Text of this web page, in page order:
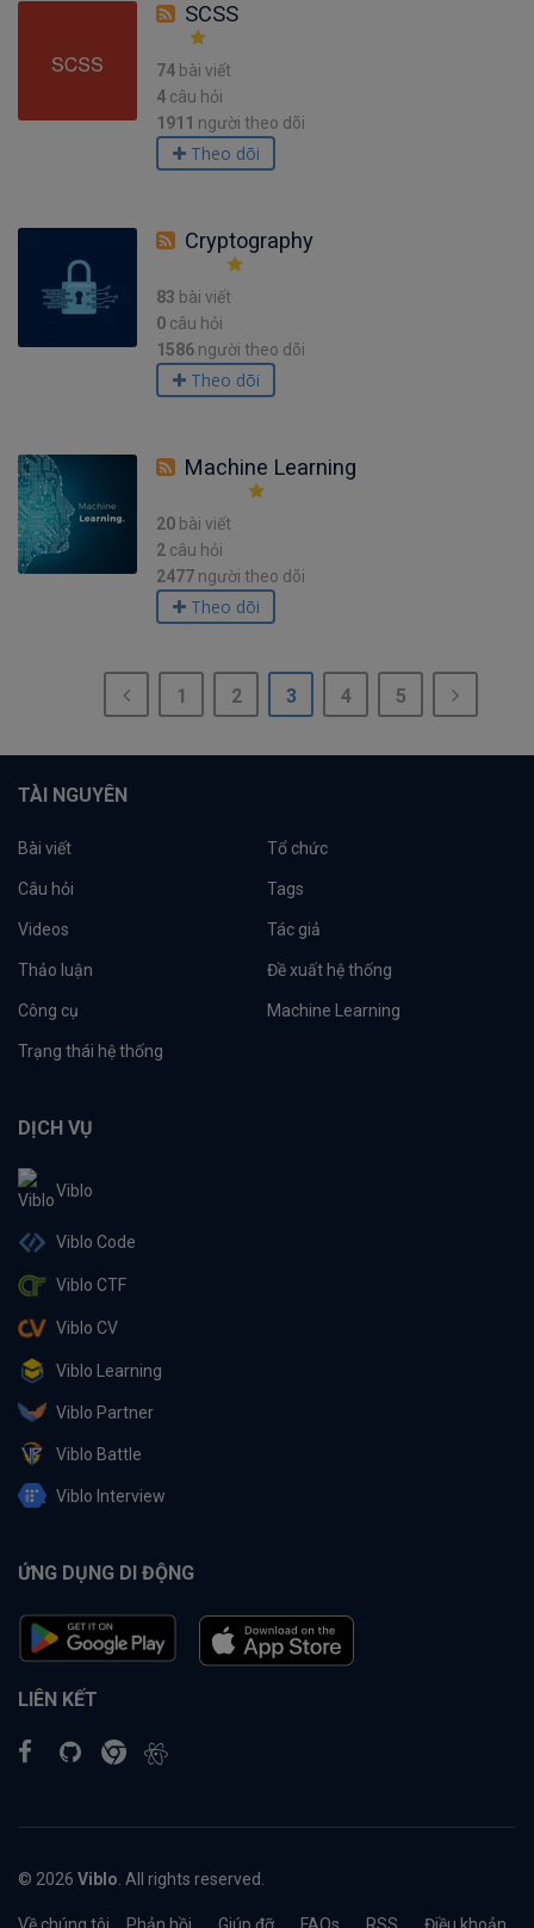
SCSS
74 bài viết
4 câu hỏi
1911 người theo dõi
Theo dõi
Cryptography
83 bài viết
0 câu hỏi
1586 người theo dõi
Theo dõi
Machine Learning
20 bài viết
2 câu hỏi
2477 người theo dõi
Theo dõi
1 2 3 4 5
TÀI NGUYÊN
Bài viết Tổ chức
Câu hỏi Tags
Videos Tác giả
Thảo luận Đề xuất hệ thống
Công cụ Machine Learning
Trạng thái hệ thống
DỊCH VỤ
Viblo
Viblo Code
Viblo CTF
Viblo CV
Viblo Learning
Viblo Partner
Viblo Battle
Viblo Interview
ỨNG DỤNG DI ĐỘNG
LIÊN KẾT
© 2026 Viblo . All rights reserved.